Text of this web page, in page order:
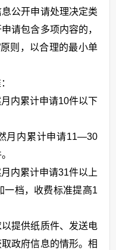
公开申请处理决定类
请包含多项内容的，
则，以合理的最小单
内累计申请10件以下
月内累计申请11—30
内累计申请31件以上
一档，收费标准提高1
提供纸质件、发送电
政府信息的情形。相